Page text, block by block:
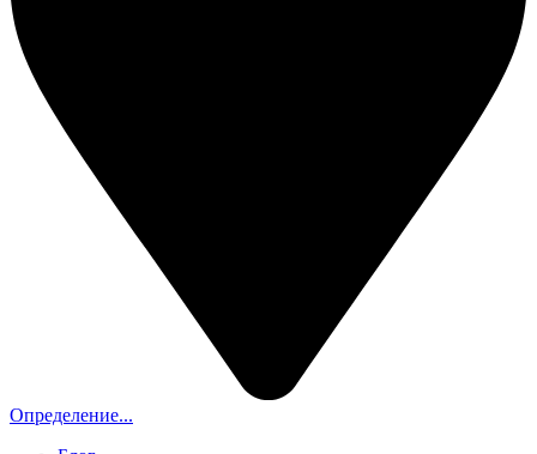
Определение...